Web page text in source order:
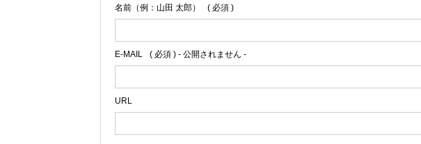
名前（例：山田 太郎） ( 必須 )
E-MAIL ( 必須 ) - 公開されません -
URL